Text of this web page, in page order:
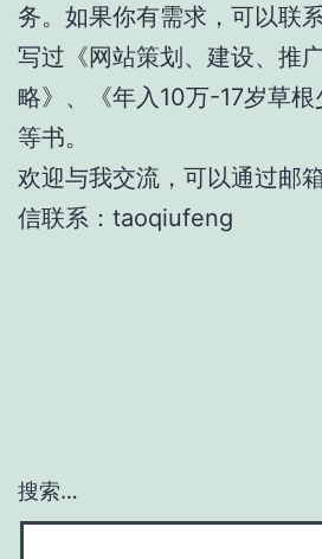
务。如果你有需求，可以联系
写过《网站策划、建设、推
略》、《年入10万-17岁草根
等书。
欢迎与我交流，可以通过邮
信联系：taoqiufeng
搜索…